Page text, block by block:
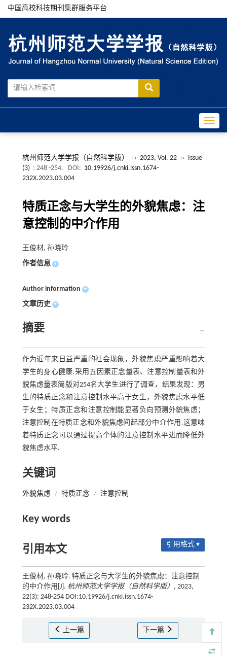
中国高校科技期刊集群服务平台
杭州师范大学学报（自然科学版） ›› 2023, Vol. 22 ›› Issue
(3) : 248 -254. DOI: 10.19926/j.cnki.issn.1674-
232X.2023.03.004
特质正念与大学生的外貌焦虑：注
意控制的中介作用
王俊材, 孙晓玲
作者信息 +
Author information +
文章历史 +
摘要
作为近年来日益严重的社会现象，外貌焦虑严重影响着大
学生的身心健康.采用五因素正念量表、注意控制量表和外
貌焦虑量表简版对254名大学生进行了调查，结果发现：男
生的特质正念和注意控制水平高于女生，外貌焦虑水平低
于女生；特质正念和注意控制能显著负向预测外貌焦虑；
注意控制在特质正念和外貌焦虑间起部分中介作用.这意味
着特质正念可以通过提高个体的注意控制水平进而降低外
貌焦虑水平.
关键词
外貌焦虑 / 特质正念 / 注意控制
Key words
引用本文 引用格式 ▾
王俊材, 孙晓玲. 特质正念与大学生的外貌焦虑：注意控制
的中介作用[J]. 杭州师范大学学报（自然科学版） , 2023,
22(3): 248-254 DOI:10.19926/j.cnki.issn.1674-
232X.2023.03.004
上一篇 下一篇